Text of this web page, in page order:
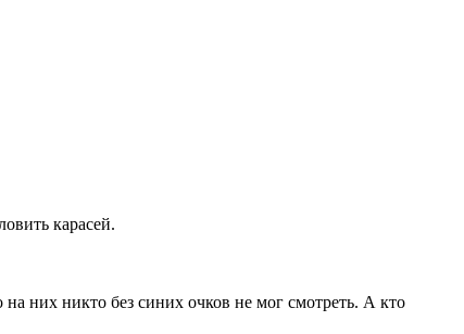
карасей.
них никто без синих очков не мог смотреть. А кто